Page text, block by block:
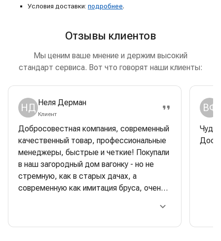
Условия доставки: подробнее.
Отзывы клиентов
Мы ценим ваше мнение и держим высокий
стандарт сервиса. Вот что говорят наши клиенты:
НД Неля Дерман
Клиент
Добросовестная компания, современный
качественный товар, профессиональные
менеджеры, быстрые и четкие! Покупали
в наш загородный дом вагонку - но не
стремную, как в старых дачах, а
современную как имитация бруса, очень
ВФ